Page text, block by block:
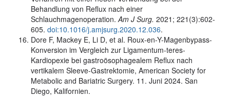
Behandlung von Reflux nach einer
Schlauchmagenoperation.Am J Surg. 2021; 221(3):602-
605. doi:10.1016/j.amjsurg.2020.12.036.
Dore F, Mackey E, Li D, et al. Roux-en-Y-Magenbypass-
Konversion im Vergleich zur Ligamentum-teres-
Kardiopexie bei gastroösophagealem Reflux nach
vertikalem Sleeve-Gastrektomie, American Society for
Metabolic and Bariatric Surgery. 11. Juni 2024. San
Diego, Kalifornien.